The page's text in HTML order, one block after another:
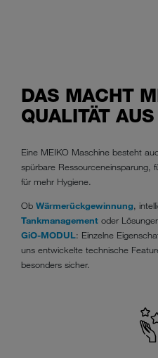
DAS MACHT
QUALITÄT AUS
Eine MEIKO Maschine besteht
spürbare Ressourceneinsparung,
für mehr Hygiene.
Ob Wärmerückgewinnung,
Tankmanagement oder
GiO-MODUL: Einzelne
uns entwickelte technische
besonders sicher.